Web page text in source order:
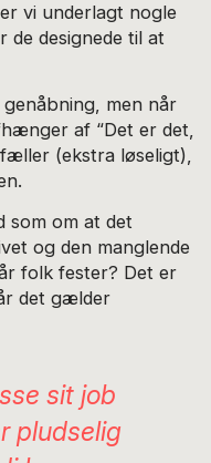
vi underlagt nogle
designede til at
men når
af “Det er det,
(ekstra løseligt),
som om at det
og den manglende
folk fester? Det er
det gælder
sit job
pludselig